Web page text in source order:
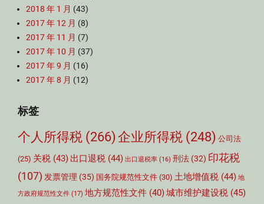
2018 年 1 月 (43)
2017 年 12 月 (8)
2017 年 11 月 (7)
2017 年 10 月 (37)
2017 年 9 月 (16)
2017 年 8 月 (12)
标签
个人所得税 (266) 企业所得税 (248) 公司法
(25) 关税 (43) 出口退税 (44) 出口退税率 (16) 刑法 (32) 印花税
(107) 发票管理 (35) 国务院规范性文件 (30) 土地增值税 (44) 地
方政府规范性文件 (17) 地方规范性文件 (40)城市维护建设税 (45)